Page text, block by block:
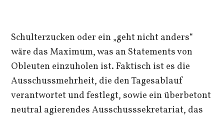
Schulterzucken oder ein „geht nicht anders“
wäre das Maximum, was an Statements von
Obleuten einzuholen ist. Faktisch ist es die
Ausschussmehrheit, die den Tagesablauf
verantwortet und festlegt, sowie ein überbetont
neutral agierendes Ausschusssekretariat, das